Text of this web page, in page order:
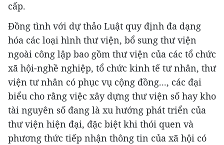
cấp.
Đồng tình với dự thảo Luật quy định đa dạng
hóa các loại hình thư viện, bổ sung thư viện
ngoài công lập bao gồm thư viện của các tổ chức
xã hội-nghề nghiệp, tổ chức kinh tế tư nhân, thư
viện tư nhân có phục vụ cộng đồng..., các đại
biểu cho rằng việc xây dựng thư viện số hay kho
tài nguyên số đang là xu hướng phát triển của
thư viện hiện đại, đặc biệt khi thói quen và
phương thức tiếp nhận thông tin của xã hội có